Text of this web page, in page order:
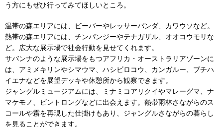
う方にもぜひ行ってみてほしいところ。
温帯の森エリアには、ビーバーやレッサーパンダ、カワウソなど。
熱帯の森エリアには、チンパンジーやテナガザル、オオコウモリな
ど。広大な展示場で社会行動を見せてくれます。
サバンナのような展示場をもつアフリカ・オーストラリアゾーンに
は、アミメキリンやシマウマ、ハシビロコウ、カンガルー、ブチハ
イエナなどを展望デッキや休憩所から観察できます。
ジャングルミュージアムには、ミナミコアリクイやマレーグマ、ナ
マケモノ、ビントロングなどに出会えます。熱帯雨林さながらのス
コールや霧を再現した仕掛けもあり、ジャングルさながらの暮らし
を見ることができます。